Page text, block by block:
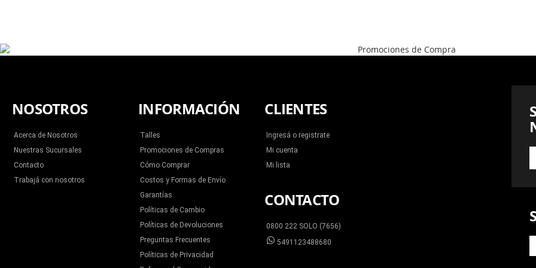
NOSOTROS
Acerca de Nosotros
Nuestras Sucursales
Contacto
Trabajá con nosotros
INFORMACIÓN
Talles
Promociones de Compras
Cómo Comprar
Costos y Formas de Envío
Garantías
Políticas de Cambio
Políticas de Devoluciones
Preguntas Frecuentes
Políticas de Privacidad
CLIENTES
Ingresá o registrate
Mi cuenta
Mi lista
CONTACTO
0800 222 SOLO (7656)
5491123488680